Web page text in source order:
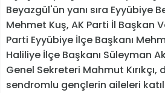
Beyazgül'ün yanı sıra Eyyübiye
Mehmet Kuş, AK Parti İl Başkan
Parti Eyyübiye İlçe Başkanı
Haliliye İlçe Başkanı Süleyman
Genel Sekreteri Mahmut
sendromlu gençlerin aileleri